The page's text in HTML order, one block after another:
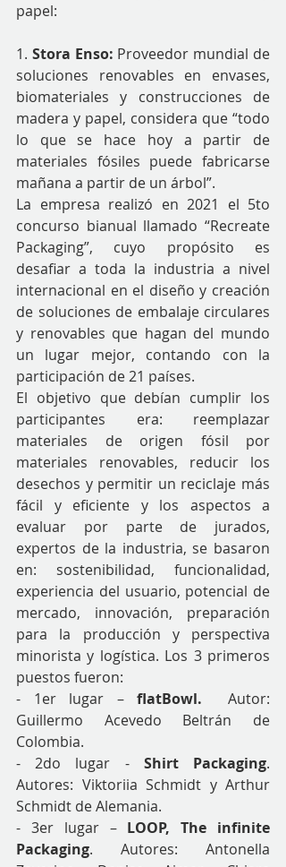
papel:
1. Stora Enso: Proveedor mundial de
soluciones renovables en envases,
biomateriales y construcciones de
madera y papel, considera que “todo
lo que se hace hoy a partir de
materiales fósiles puede fabricarse
mañana a partir de un árbol”.
La empresa realizó en 2021 el 5to
concurso bianual llamado “Recreate
Packaging”, cuyo propósito es
desafiar a toda la industria a nivel
internacional en el diseño y creación
de soluciones de embalaje circulares
y renovables que hagan del mundo
un lugar mejor, contando con la
participación de 21 países.
El objetivo que debían cumplir los
participantes era: reemplazar
materiales de origen fósil por
materiales renovables, reducir los
desechos y permitir un reciclaje más
fácil y eficiente y los aspectos a
evaluar por parte de jurados,
expertos de la industria, se basaron
en: sostenibilidad, funcionalidad,
experiencia del usuario, potencial de
mercado, innovación, preparación
para la producción y perspectiva
minorista y logística. Los 3 primeros
puestos fueron:
- 1er lugar – flatBowl.
  Autor:
Guillermo Acevedo Beltrán de
Colombia.
- 2do lugar - Shirt Packaging.
Autores: Viktoriia Schmidt y Arthur
Schmidt de Alemania.
- 3er lugar – LOOP, The infinite
Packaging. Autores: Antonella